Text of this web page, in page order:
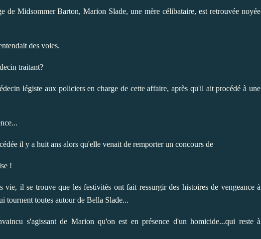
de Midsommer Barton, Marion Slade, une mère célibataire, est retrouvée noyée
des voies.
traitant?
légiste aux policiers en charge de cette affaire, après qu'il ait procédé à une
il y a huit ans alors qu'elle venait de remporter un concours de
!
vie, il se trouve que les festivités ont fait ressurgir des histoires de vengeance à
tournent toutes autour de Bella Slade...
s'agissant de Marion qu'on est en présence d'un homicide...qui reste à